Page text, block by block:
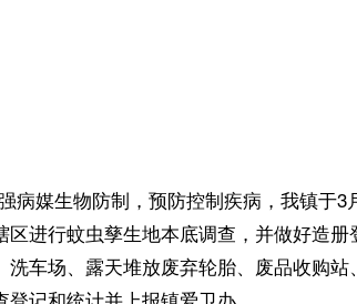
媒生物防制，预防控制疾病，我镇于3
区进行蚊虫孳生地本底调查，并做好造
洗车场、露天堆放废弃轮胎、废品收购